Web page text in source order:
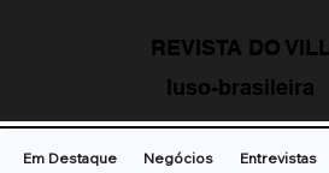
REVISTA DO
luso-brasileira
Em Destaque Negócios Entrevistas